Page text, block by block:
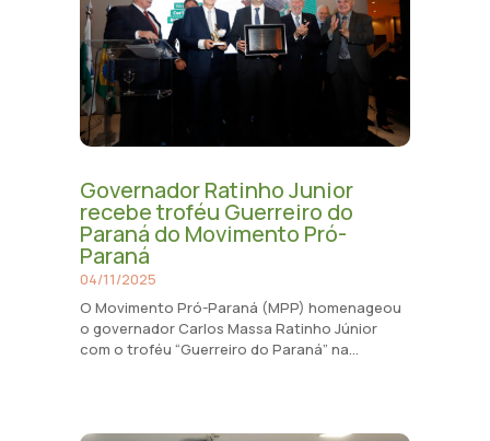
Governador Ratinho Junior
recebe troféu Guerreiro do
Paraná do Movimento Pró-
Paraná
04/11/2025
O Movimento Pró-Paraná (MPP) homenageou
o governador Carlos Massa Ratinho Júnior
com o troféu “Guerreiro do Paraná” na...